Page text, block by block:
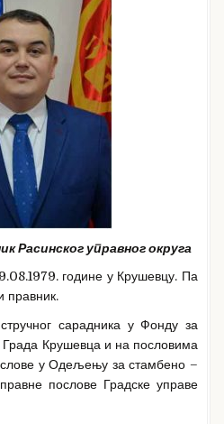
Расинског управног округа
године у Крушевцу. Па
правник.
сарадника у Фонду за
Града Крушевца и на пословима
у Одељењу за стамбено –
послове Градске управе